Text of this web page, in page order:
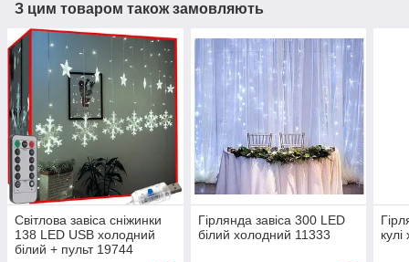
З цим товаром також замовляють
Світлова завіса сніжинки
138 LED USB холодний
білий + пульт 19744
Гірлянда завіса 300 LED
білий холодний 11333